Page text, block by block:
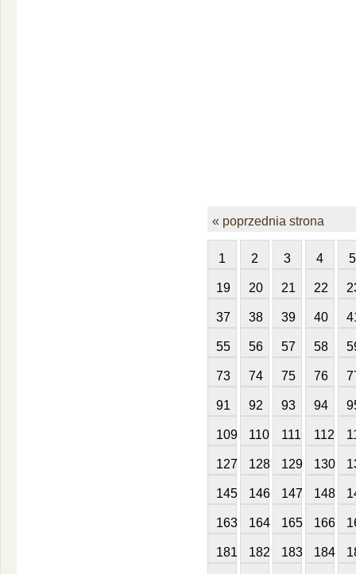
« poprzednia strona
1 2 3 4 5
19 20 21 22
37 38 39 40
55 56 57 58
73 74 75 76
91 92 93 94
109 110 111 112
127 128 129 130
145 146 147 148
163 164 165 166
181 182 183 184